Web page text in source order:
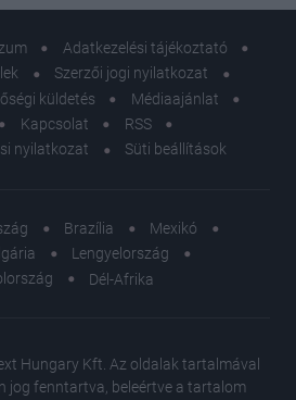
Adatkezelési tájékoztató
Szerzői jogi nyilatkozat
küldetés
Médiaajánlat
Kapcsolat
RSS
nyilatkozat
Süti beállítások
Brazília
Mexikó
Lengyelország
Dél-Afrika
Hungary Kft. Az oldalak tartalmával
jog fenntartva, beleértve a tartalom